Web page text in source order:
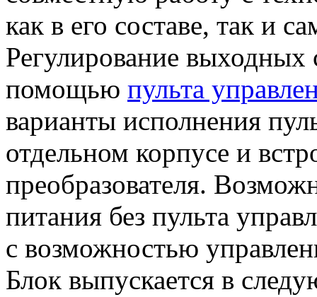
как в его составе, так и
Регулирование выходных
помощью пульта
варианты исполнения
отдельном корпусе и
преобразователя.
питания без пульта
с возможностью
Блок выпускается в